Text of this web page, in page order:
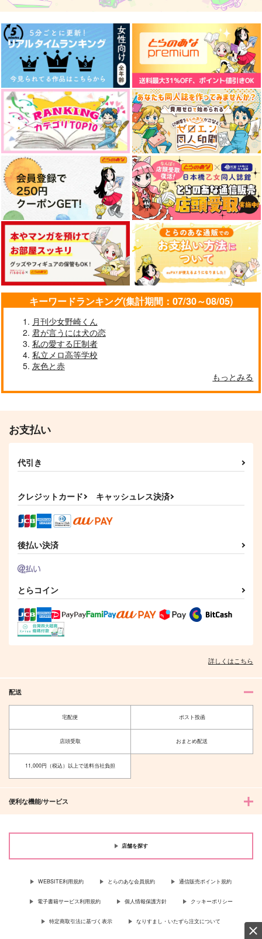
サンプル
作品詳細 作品詳細
サンプル
作品詳細
with you
doodle
787円
流川楓×三井寿
サンプル
作品詳細
WITH YOU
メタリック地平線
944円（税込）
叢雲カゲツ
サンプル
作品詳細
ウィークエンドウィズ
ユー！！
にぃ７
707円（税込）
山姥切国広×山姥切長義
サンプル
作品詳細
にゃんせんおじさんと
いなかまんじゅう
TEAM
3,615 円（税込）
南泉一文字
サンプル
作品詳細
ゃんちょぎアンソロ
1,430 円（税込）
南泉一文字×山姥切長義
キーワードランキング(集計期間：07/30～08/05)
月刊少女野崎くん
君が言うには犬の恋
私の愛する圧制者
私立メロ高等学校
灰色と赤
もっとみる
お支払い
代引き
クレジットカード キャッシュレス決済
後払い決済
とらコイン
詳しくはこちら
配送
宅配便 ポスト投函
店頭受取 おまとめ配送
11,000円（税込）以上で送料当社負担
便利な機能/サービス
店舗を探す
WEBSITE利用規約 とらのあな会員規約 通信販売ポイント規約
電子書籍サービス利用規約 個人情報保護方針 クッキーポリシー
特定商取引法に基づく表示 なりすまし・いたずら注文について